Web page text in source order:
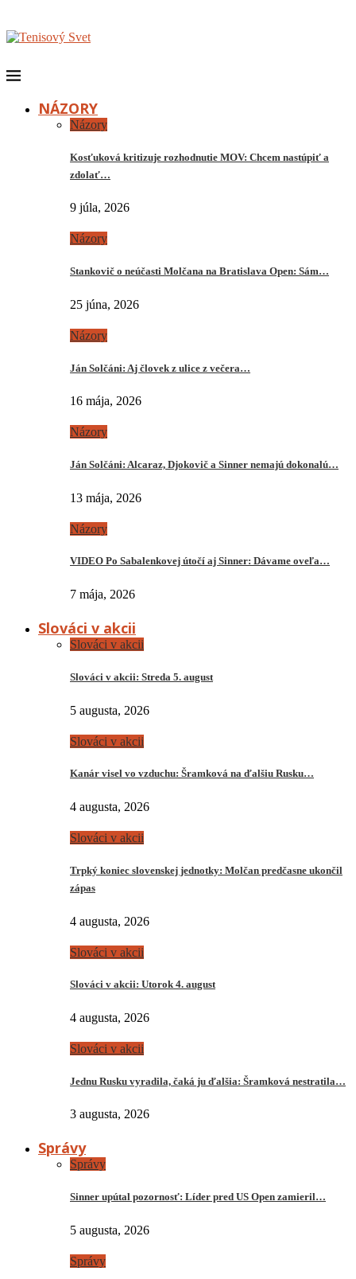
NÁZORY
Názory
Kosťuková kritizuje rozhodnutie MOV: Chcem nastúpiť a
zdolať…
9 júla, 2026
Názory
Stankovič o neúčasti Molčana na Bratislava Open: Sám…
25 júna, 2026
Názory
Ján Solčáni: Aj človek z ulice z večera…
16 mája, 2026
Názory
Ján Solčáni: Alcaraz, Djokovič a Sinner nemajú dokonalú…
13 mája, 2026
Názory
VIDEO Po Sabalenkovej útočí aj Sinner: Dávame oveľa…
7 mája, 2026
Slováci v akcii
Slováci v akcii
Slováci v akcii: Streda 5. august
5 augusta, 2026
Slováci v akcii
Kanár visel vo vzduchu: Šramková na ďalšiu Rusku…
4 augusta, 2026
Slováci v akcii
Trpký koniec slovenskej jednotky: Molčan predčasne ukončil
zápas
4 augusta, 2026
Slováci v akcii
Slováci v akcii: Utorok 4. august
4 augusta, 2026
Slováci v akcii
Jednu Rusku vyradila, čaká ju ďalšia: Šramková nestratila…
3 augusta, 2026
Správy
Správy
Sinner upútal pozornosť: Líder pred US Open zamieril…
5 augusta, 2026
Správy